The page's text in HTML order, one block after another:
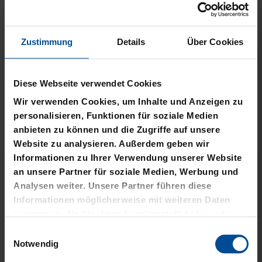
Zustimmung Details Über Cookies
Diese Webseite verwendet Cookies
Wir verwenden Cookies, um Inhalte und Anzeigen zu
personalisieren, Funktionen für soziale Medien
anbieten zu können und die Zugriffe auf unsere
Website zu analysieren. Außerdem geben wir
Informationen zu Ihrer Verwendung unserer Website
an unsere Partner für soziale Medien, Werbung und
Analysen weiter. Unsere Partner führen diese
Informationen möglicherweise mit weiteren Daten
gesammelt haben.
Notwendig
SWEATER RETRO CREME
2025
HOODIE LOGO BIG NAVY
2025
30,00 € 64,95 €
30 Tage Bestpreis: 30,00 €